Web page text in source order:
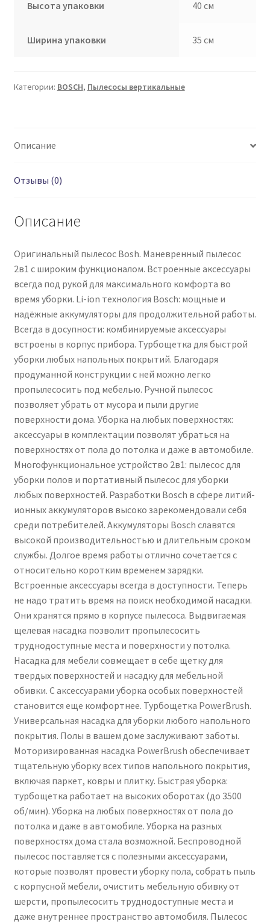
Высота упаковки 40 см
Ширина упаковки 35 см
Категории: BOSCH, Пылесосы вертикальные
Описание
Отзывы (0)
Описание
Оригинальный пылесос Bosh. Маневренный пылесос
2в1 с широким функционалом. Встроенные аксессуары
всегда под рукой для максимального комфорта во
время уборки. Li-ion технология Bosch: мощные и
надёжные аккумуляторы для продолжительной работы.
Всегда в досупности: комбинируемые аксессуары
встроены в корпус прибора. Турбощетка для быстрой
уборки любых напольных покрытий. Благодаря
продуманной конструкции с ней можно легко
пропылесосить под мебелью. Ручной пылесос
позволяет убрать от мусора и пыли другие
поверхности дома. Уборка на любых поверхностях:
аксессуары в комплектации позволят убраться на
поверхностях от пола до потолка и даже в автомобиле.
Многофункциональное устройство 2в1: пылесос для
уборки полов и портативный пылесос для уборки
любых поверхностей. Разработки Bosch в сфере литий-
ионных аккумуляторов высоко зарекомендовали себя
среди потребителей. Аккумуляторы Bosch славятся
высокой производительностью и длительным сроком
службы. Долгое время работы отлично сочетается с
относительно коротким временем зарядки.
Встроенные аксессуары всегда в доступности. Теперь
не надо тратить время на поиск необходимой насадки.
Они хранятся прямо в корпусе пылесоса. Выдвигаемая
щелевая насадка позволит пропылесосить
труднодоступные места и поверхности у потолка.
Насадка для мебели совмещает в себе щетку для
твердых поверхностей и насадку для мебельной
обивки. С аксессуарами уборка особых поверхностей
становится еще комфортнее. Турбощетка PowerBrush.
Универсальная насадка для уборки любого напольного
покрытия. Полы в вашем доме заслуживают заботы.
Моторизированная насадка PowerBrush обеспечивает
тщательную уборку всех типов напольного покрытия,
включая паркет, ковры и плитку. Быстрая уборка:
турбощетка работает на высоких оборотах (до 3500
об/мин). Уборка на любых поверхностях от пола до
потолка и даже в автомобиле. Уборка на разных
поверхностях дома стала возможной. Беспроводной
пылесос поставляется с полезными аксессуарами,
которые позволят провести уборку пола, собрать пыль
с корпусной мебели, очистить мебельную обивку от
шерсти, пропылесосить труднодоступные места и
даже внутреннее пространство автомобиля. Пылесос